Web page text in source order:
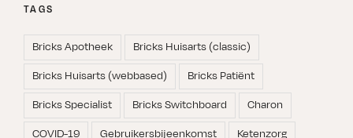
TAGS
Bricks Apotheek
Bricks Huisarts (classic)
Bricks Huisarts (webbased)
Bricks Patiënt
Bricks Specialist
Bricks Switchboard
Charon
COVID-19
Gebruikersbijeenkomst
Ketenzorg